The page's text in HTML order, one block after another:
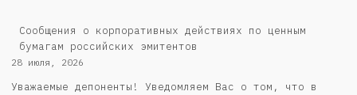
Cообщения о корпоративных действиях по ценным
бумагам российских эмитентов
28 июля, 2026
Уважаемые депоненты! Уведомляем Вас о том, что в